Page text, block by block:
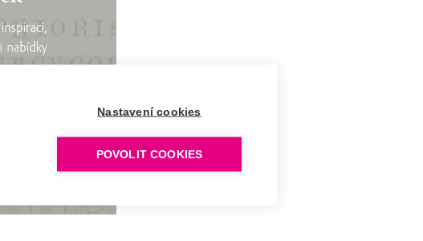
Nastavení cookies
POVOLIT COOKIES